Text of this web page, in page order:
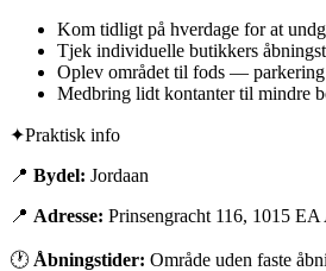
Kom tidligt på hverdage for at
Tjek individuelle butikkers
Oplev området til fods —
Medbring lidt kontanter til mindre
✦Praktisk info
📍 Bydel: Jordaan
📍 Adresse: Prinsengracht 116, 1015 EA
🕐 Åbningstider: Område uden faste